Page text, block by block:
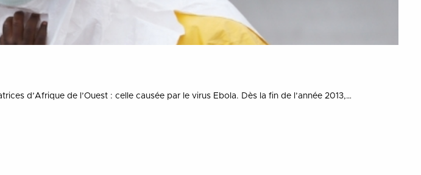
d’Afrique de l’Ouest : celle causée par le virus Ebola. Dès la fin de l’année 2013,…